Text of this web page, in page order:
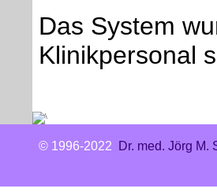
Das System
Klinikpersonal
© 1996-2022 Dr. med. Jörg M.